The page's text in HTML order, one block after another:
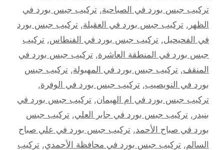
تركيب جبس بورد في الصباحية, تركيب جبس بورد في
الظهر , تركيب جبس بورد في العقيلة, تركيب جبس بورد
في الفحيحيل, تركيب جبس بورد في الفنطاس, تركيب
جبس بورد في المنطقة العاشرة, تركيب جبس بورد في
المنقف, تركيب جبس بورد في المهبولة, تركيب جبس
بورد في النويصيب, تركيب جبس بورد في الوفرة,
تركيب جبس بورد في ام الهيمان, تركيب جبس بورد في
بنيدر , تركيب جبس بورد في جابر العلي, تركيب جبس
بورد في صباح الأحمد, تركيب جبس بورد في علي صباح
السالم, تركيب جبس بورد في محافظة الأحمدي, تركيب